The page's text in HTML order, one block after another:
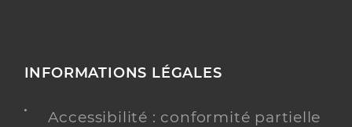
INFORMATIONS LÉGALES
Accessibilité : conformité partielle